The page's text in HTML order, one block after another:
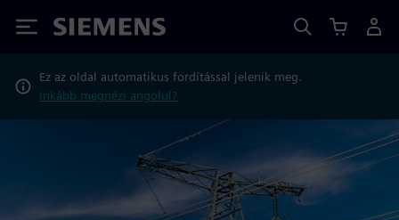
Siemens
Ez az oldal automatikus fordítással jelenik meg.
Inkább megnézi angolul?